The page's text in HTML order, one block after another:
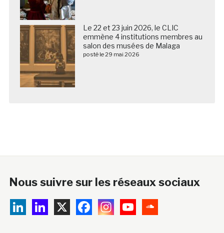
Le 22 et 23 juin 2026, le CLIC
emmène 4 institutions membres au
salon des musées de Malaga
posté le 29 mai 2026
Nous suivre sur les réseaux sociaux